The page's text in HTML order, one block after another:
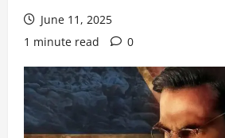
June 11, 2025
1 minute read
0